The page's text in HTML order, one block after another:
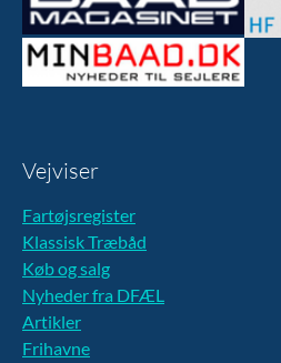
Vejviser
Fartøjsregister
Klassisk Træbåd
Køb og salg
Nyheder fra DFÆL
Artikler
Frihavne